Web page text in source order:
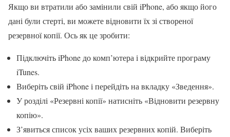
Якщо ви втратили або замінили свій iPhone, або якщо його
дані були стерті, ви можете відновити їх зі створеної
резервної копії. Ось як це зробити:
Підключіть iPhone до комп’ютера і відкрийте програму
iTunes.
Виберіть свій iPhone і перейдіть на вкладку «Зведення».
У розділі «Резервні копії» натисніть «Відновити резервну
копію».
З’явиться список усіх ваших резервних копій. Виберіть